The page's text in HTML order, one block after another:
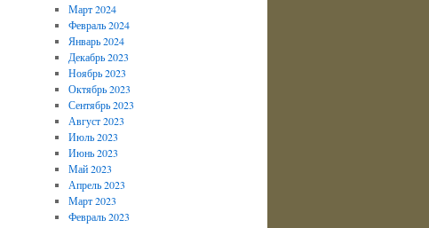
Март 2024
Февраль 2024
Январь 2024
Декабрь 2023
Ноябрь 2023
Октябрь 2023
Сентябрь 2023
Август 2023
Июль 2023
Июнь 2023
Май 2023
Апрель 2023
Март 2023
Февраль 2023